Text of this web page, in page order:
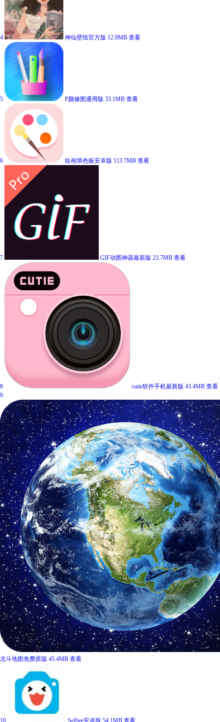
4 神仙壁纸官方版 12.8MB 查看
5 P颜修图通用版 33.1MB 查看
6 绘画填色板安卓版 113.7MB 查看
7 GIF动图神器最新版 23.7MB 查看
8 cutie软件手机最新版 43.4MB 查看
9
北斗地图免费原版 45.4MB 查看
10 Selfiee安卓版 54.1MB 查看